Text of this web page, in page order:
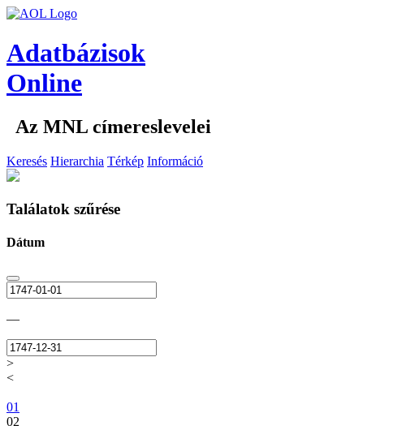
Adatbázisok
Online
Az MNL címereslevelei
Keresés Hierarchia Térkép Információ
Találatok szűrése
Dátum
—
>
<
01
02